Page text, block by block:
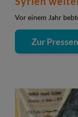
Vor einem Jahr
Zur